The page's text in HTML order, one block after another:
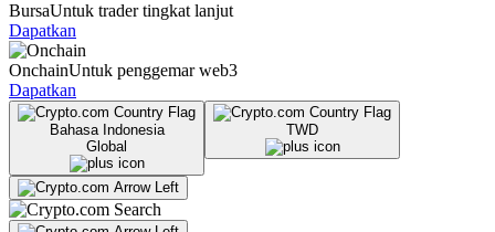
BursaUntuk trader tingkat lanjut
Dapatkan
OnchainUntuk penggemar web3
Dapatkan
Bahasa Indonesia
Global
TWD